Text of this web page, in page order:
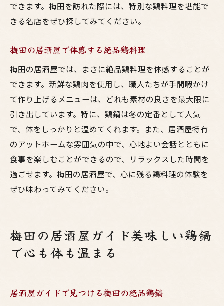
できます。梅田を訪れた際には、特別な鶏料理を堪能で
きる名店をぜひ探してみてください。
梅田の居酒屋で体感する絶品鶏料理
梅田の居酒屋では、まさに絶品鶏料理を体感することが
できます。新鮮な鶏肉を使用し、職人たちが手間暇かけ
て作り上げるメニューは、どれも素材の良さを最大限に
引き出しています。特に、鶏鍋は冬の定番として人気
で、体をしっかりと温めてくれます。また、居酒屋特有
のアットホームな雰囲気の中で、心地よい会話とともに
食事を楽しむことができるので、リラックスした時間を
過ごせます。梅田の居酒屋で、心に残る鶏料理の体験を
ぜひ味わってみてください。
梅田の居酒屋ガイド美味しい鶏鍋
で心も体も温まる
居酒屋ガイドで見つける梅田の絶品鶏鍋